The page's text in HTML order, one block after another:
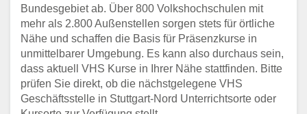
Bundesgebiet ab. Über 800 Volkshochschulen mit
mehr als 2.800 Außenstellen sorgen stets für örtliche
Nähe und schaffen die Basis für Präsenzkurse in
unmittelbarer Umgebung. Es kann also durchaus sein,
dass aktuell VHS Kurse in Ihrer Nähe stattfinden. Bitte
prüfen Sie direkt, ob die nächstgelegene VHS
Geschäftsstelle in Stuttgart-Nord Unterrichtsorte oder